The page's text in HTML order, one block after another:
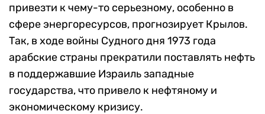
привезти к чему-то серьезному, особенно в
сфере энергоресурсов, прогнозирует Крылов.
Так, в ходе войны Судного дня 1973 года
арабские страны прекратили поставлять нефть
в поддержавшие Израиль западные
государства, что привело к нефтяному и
экономическому кризису.